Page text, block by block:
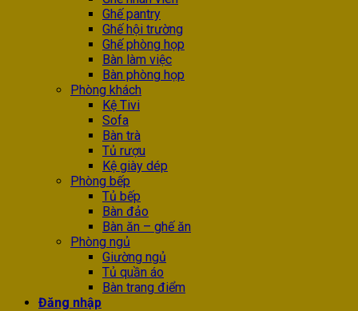
Ghế pantry
Ghế hội trường
Ghế phòng họp
Bàn làm việc
Bàn phòng họp
Phòng khách
Kệ Tivi
Sofa
Bàn trà
Tủ rượu
Kệ giày dép
Phòng bếp
Tủ bếp
Bàn đảo
Bàn ăn – ghế ăn
Phòng ngủ
Giường ngủ
Tủ quần áo
Bàn trang điểm
Đăng nhập